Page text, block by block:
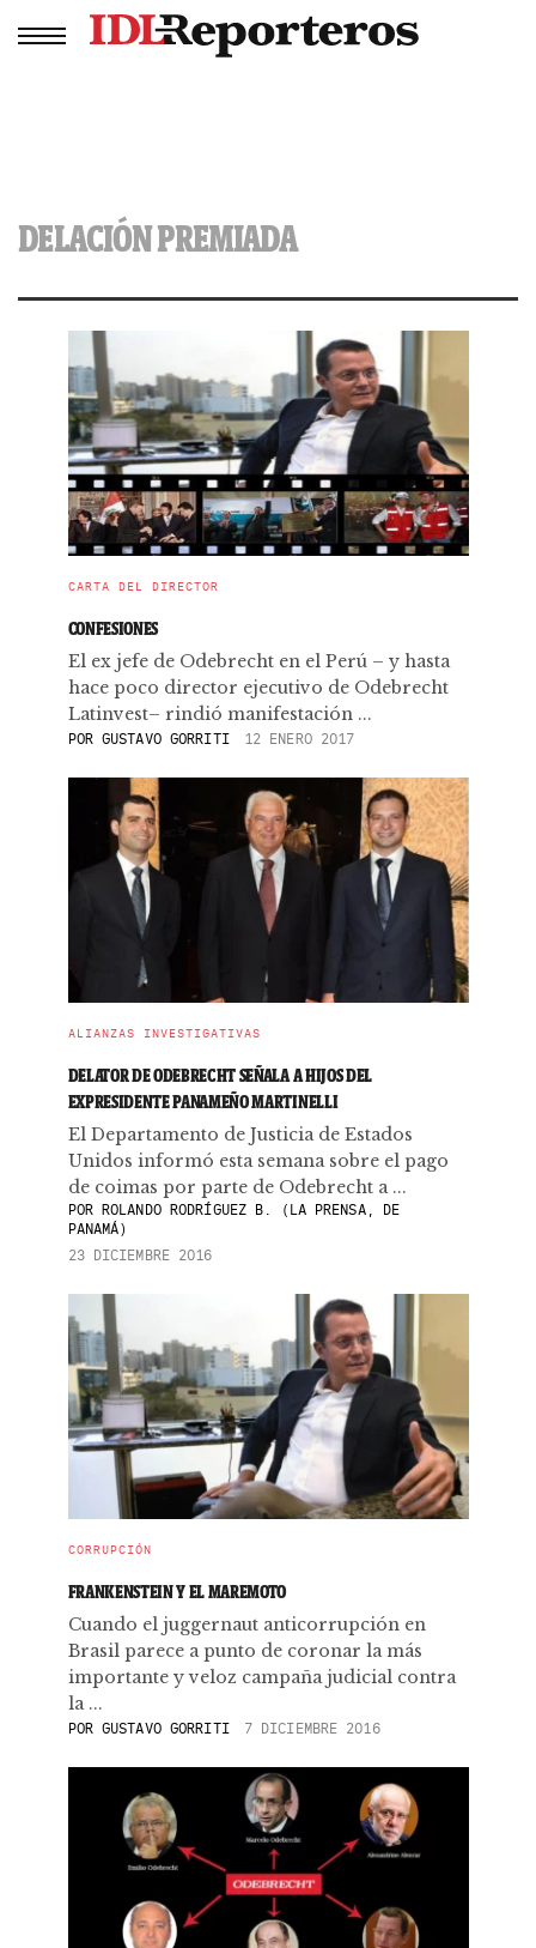
DELACIÓN PREMIADA
CARTA DEL DIRECTOR
CONFESIONES
El ex jefe de Odebrecht en el Perú – y hasta
hace poco director ejecutivo de Odebrecht
Latinvest– rindió manifestación ...
POR GUSTAVO GORRITI 12 ENERO 2017
ALIANZAS INVESTIGATIVAS
DELATOR DE ODEBRECHT SEÑALA A HIJOS DEL
EXPRESIDENTE PANAMEÑO MARTINELLI
El Departamento de Justicia de Estados
Unidos informó esta semana sobre el pago
de coimas por parte de Odebrecht a ...
PORROLANDO RODRÍGUEZ B. (LA PRENSA, DE
PANAMÁ)
23 DICIEMBRE 2016
CORRUPCIÓN
FRANKENSTEIN Y EL MAREMOTO
Cuando el juggernaut anticorrupción en
Brasil parece a punto de coronar la más
importante y veloz campaña judicial contra
la ...
POR GUSTAVO GORRITI 7 DICIEMBRE 2016